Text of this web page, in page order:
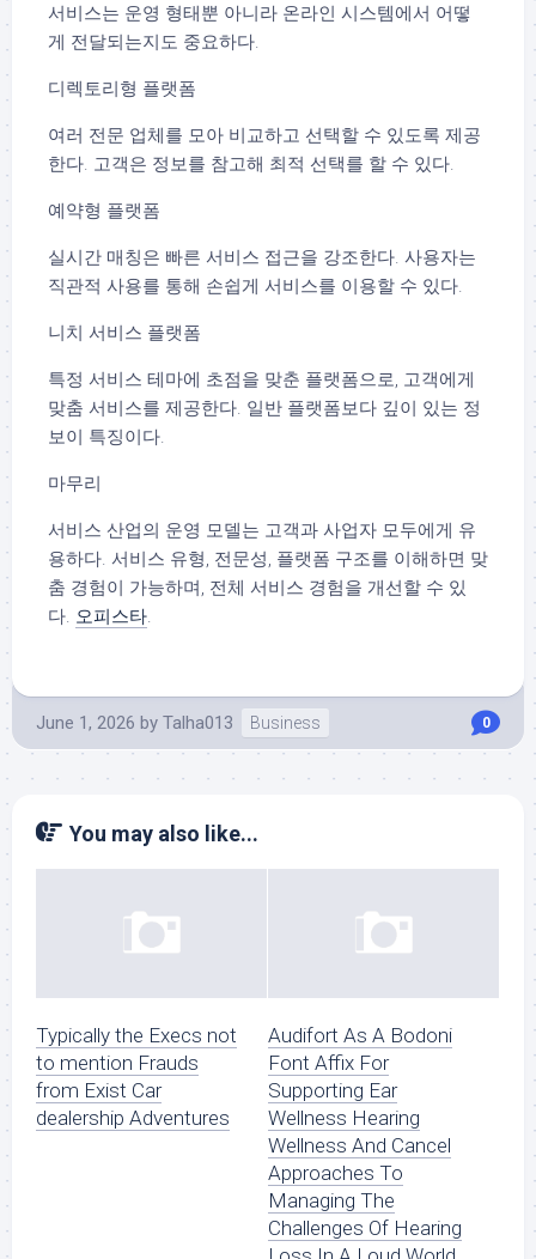
서비스는 운영 형태뿐 아니라 온라인 시스템에서 어떻
게 전달되는지도 중요하다.
디렉토리형 플랫폼
여러 전문 업체를 모아 비교하고 선택할 수 있도록 제공
한다. 고객은 정보를 참고해 최적 선택를 할 수 있다.
예약형 플랫폼
실시간 매칭은 빠른 서비스 접근을 강조한다. 사용자는
직관적 사용를 통해 손쉽게 서비스를 이용할 수 있다.
니치 서비스 플랫폼
특정 서비스 테마에 초점을 맞춘 플랫폼으로, 고객에게
맞춤 서비스를 제공한다. 일반 플랫폼보다 깊이 있는 정
보이 특징이다.
마무리
서비스 산업의 운영 모델는 고객과 사업자 모두에게 유
용하다. 서비스 유형, 전문성, 플랫폼 구조를 이해하면 맞
춤 경험이 가능하며, 전체 서비스 경험을 개선할 수 있
다. 오피스타
June 1, 2026 by Talha013 Business 0
You may also like...
Typically the Execs not
to mention Frauds
from Exist Car
dealership Adventures
Audifort As A Bodoni
Font Affix For
Supporting Ear
Wellness Hearing
Wellness And Cancel
Approaches To
Managing The
Challenges Of Hearing